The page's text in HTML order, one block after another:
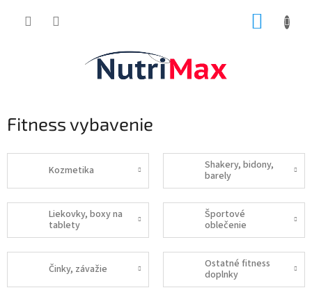
Fitness vybavenie
Kozmetika
Shakery, bidony,
barely
Liekovky, boxy na
tablety
Športové
oblečenie
Činky, závažie
Ostatné fitness
doplnky